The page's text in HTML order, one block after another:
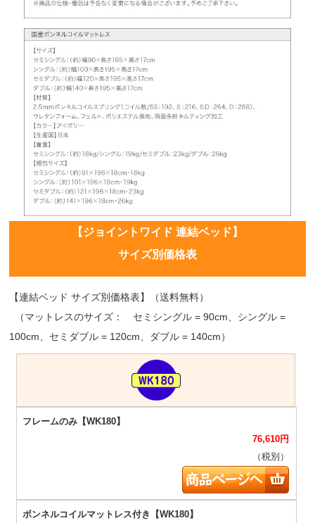
【ジョイントワイド 連結ベッド】
サイズ別価格表
【連結ベッド サイズ別価格表】（送料無料）
（マットレスのサイズ： セミシングル = 90cm、シングル =
100cm、セミダブル = 120cm、ダブル = 140cm）
76,610円
（税別）